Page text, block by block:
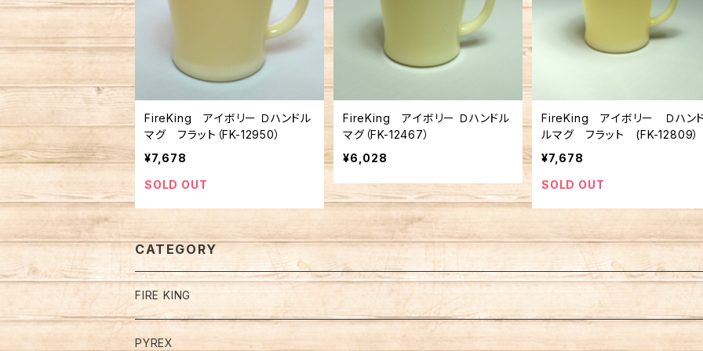
FireKing アイボリー Ｄハンドル
マグ フラット（FK-12950）
¥7,678
SOLD OUT
FireKing アイボリー Ｄハンドル
マグ（FK-12467）
¥6,028
FireKing アイボリー Ｄハン
ルマグ フラット (FK-12809）
¥7,678
SOLD OUT
CATEGORY
FIRE KING
Restaurant Ware Mugs
PYREX